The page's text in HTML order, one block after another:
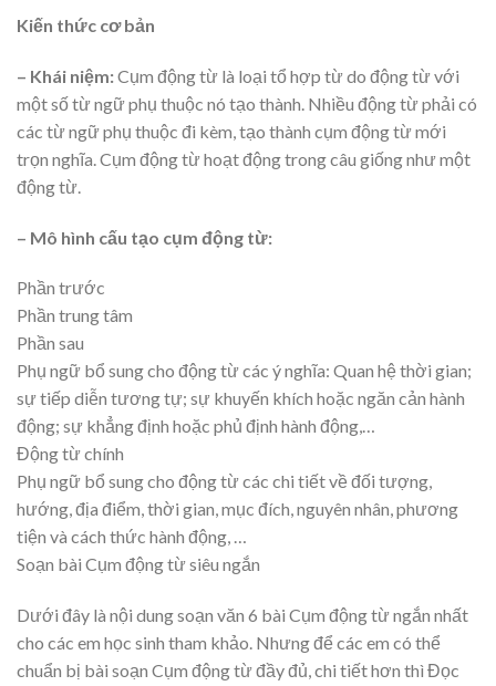
Kiến thức cơ bản
– Khái niệm:Cụm động từ là loại tổ hợp từ do động từ với
một số từ ngữ phụ thuộc nó tạo thành. Nhiều động từ phải có
các từ ngữ phụ thuộc đi kèm, tạo thành cụm động từ mới
trọn nghĩa. Cụm động từ hoạt động trong câu giống như một
động từ.
– Mô hình cấu tạo cụm động từ:
Phần trước
Phần trung tâm
Phần sau
Phụ ngữ bổ sung cho động từ các ý nghĩa: Quan hệ thời gian;
sự tiếp diễn tương tự; sự khuyến khích hoặc ngăn cản hành
động; sự khẳng định hoặc phủ định hành động,…
Động từ chính
Phụ ngữ bổ sung cho động từ các chi tiết về đối tượng,
hướng, địa điểm, thời gian, mục đích, nguyên nhân, phương
tiện và cách thức hành động, …
Soạn bài Cụm động từ siêu ngắn
Dưới đây là nội dung soạn văn 6 bài Cụm động từ ngắn nhất
cho các em học sinh tham khảo. Nhưng để các em có thể
chuẩn bị bài soạn Cụm động từ đầy đủ, chi tiết hơn thì Đọc